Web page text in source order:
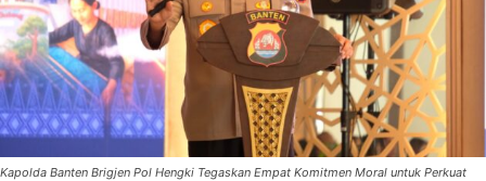
Kapolda Banten Brigjen Pol Hengki Tegaskan Empat Komitmen Moral untuk Perkuat